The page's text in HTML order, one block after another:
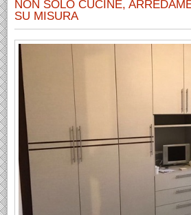
NON SOLO CUCINE,
SU MISURA